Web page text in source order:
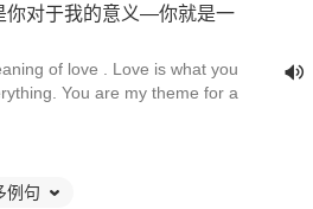
你对于我的意义—你就是一
of love . Love is what you
You are my theme for a
例句